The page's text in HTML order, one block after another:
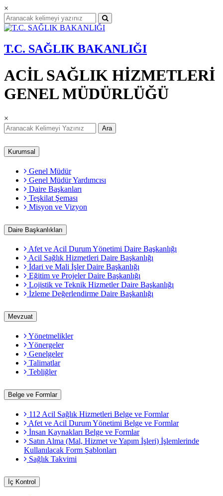
×
T.C. SAĞLIK BAKANLIĞI
ACİL SAĞLIK HİZMETLERİ
GENEL MÜDÜRLÜĞÜ
×
Ara
Kurumsal
Genel Müdür
Genel Müdür Yardımcısı
Daire Başkanları
Teşkilat Şeması
Misyon ve Vizyon
Daire Başkanlıkları
Afet ve Acil Durum Yönetimi Daire Başkanlığı
Acil Sağlık Hizmetleri Daire Başkanlığı
İdari ve Mali İşler Daire Başkanlığı
Eğitim ve Projeler Daire Başkanlığı
Lojistik ve Teknik Hizmetler Daire Başkanlığı
İzleme Değerlendirme Daire Başkanlığı
Mevzuat
Yönetmelikler
Yönergeler
Genelgeler
Talimatlar
Tebliğler
Belge ve Formlar
112 Acil Sağlık Hizmetleri Belge ve Formlar
Afet ve Acil Durum Yönetimi Belge ve Formlar
İnsan Kaynakları Belge ve Formlar
Satın Alma (Mal, Hizmet ve Yapım İşleri) İşlemlerinde
Kullanılacak Form Şablonları
Sağlık Takvimi
İç Kontrol